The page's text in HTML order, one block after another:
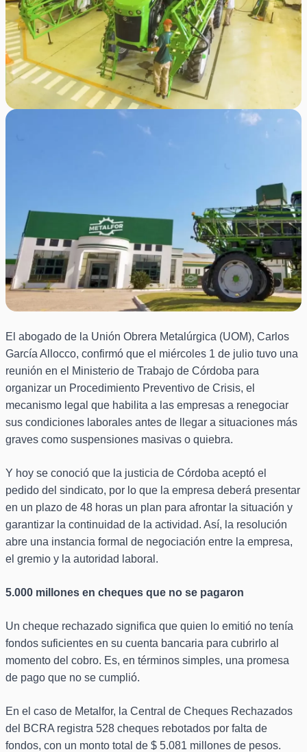
El abogado de la Unión Obrera Metalúrgica (UOM), Carlos
García Allocco, confirmó que el miércoles 1 de julio tuvo una
reunión en el Ministerio de Trabajo de Córdoba para
organizar un Procedimiento Preventivo de Crisis, el
mecanismo legal que habilita a las empresas a renegociar
sus condiciones laborales antes de llegar a situaciones más
graves como suspensiones masivas o quiebra.
Y hoy se conoció que la justicia de Córdoba aceptó el
pedido del sindicato, por lo que la empresa deberá presentar
en un plazo de 48 horas un plan para afrontar la situación y
garantizar la continuidad de la actividad. Así, la resolución
abre una instancia formal de negociación entre la empresa,
el gremio y la autoridad laboral.
5.000 millones en cheques que no se pagaron
Un cheque rechazado significa que quien lo emitió no tenía
fondos suficientes en su cuenta bancaria para cubrirlo al
momento del cobro. Es, en términos simples, una promesa
de pago que no se cumplió.
En el caso de Metalfor, la Central de Cheques Rechazados
del BCRA registra 528 cheques rebotados por falta de
fondos, con un monto total de $ 5.081 millones de pesos.